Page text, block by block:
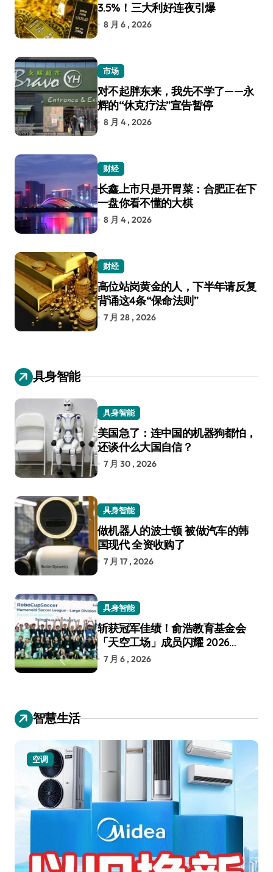
3.5%！三大利好连夜引爆
8 月 6 , 2026
市场
对不起胖东来，我先不学了——永
辉的“休克疗法”宣告暂停
8 月 4 , 2026
财经
长鑫上市只是开胃菜：合肥正在下
一盘你看不懂的大棋
8 月 4 , 2026
财经
高位站岗黄金的人，下半年请反复
背诵这4条“保命法则”
7 月 28 , 2026
具身智能
具身智能
美国急了：连中国的机器狗都怕，
还谈什么大国自信？
7 月 30 , 2026
具身智能
做机器人的波士顿 被做汽车的韩
国现代 全资收购了
7 月 17 , 2026
具身智能
斩获冠军佳绩！俞浩教育基金会
「天空工场」成员闪耀 2026
RoboCup 机器人世界杯
7 月 6 , 2026
智慧生活
空调